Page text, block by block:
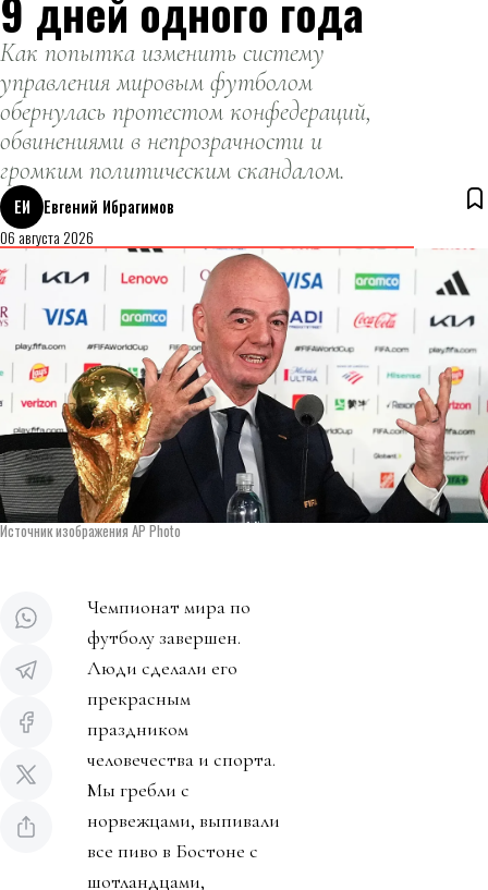
9 дней одного года
Как попытка изменить систему
управления мировым футболом
обернулась протестом конфедераций,
обвинениями в непрозрачности и
громким политическим скандалом.
ЕИ
Евгений Ибрагимов
06 августа 2026
Источник изображения AP Photo
Чемпионат мира по
футболу завершен.
Люди сделали его
прекрасным
праздником
человечества и спорта.
Мы гребли с
норвежцами, выпивали
все пиво в Бостоне с
шотландцами,